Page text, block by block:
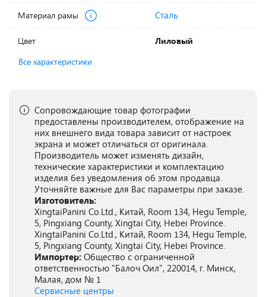
Материал рамы
Сталь
Цвет
Лиловый
Все характеристики
Сопровождающие товар фотографии
предоставлены производителем, отображение на
них внешнего вида товара зависит от настроек
экрана и может отличаться от оригинала.
Производитель может изменять дизайн,
технические характеристики и комплектацию
изделия без уведомления об этом продавца.
Уточняйте важные для Вас параметры при заказе.
Изготовитель:
XingtaiPanini Co.Ltd., Китай, Room 134, Hegu Temple,
5, Pingxiang County, Xingtai City, Hebei Province.
XingtaiPanini Co.Ltd., Китай, Room 134, Hegu Temple,
5, Pingxiang County, Xingtai City, Hebei Province.
Импортер: Общество с ограниченной
ответственностью "Балоч Оил", 220014, г. Минск,
Малая, дом № 1
Сервисные центры